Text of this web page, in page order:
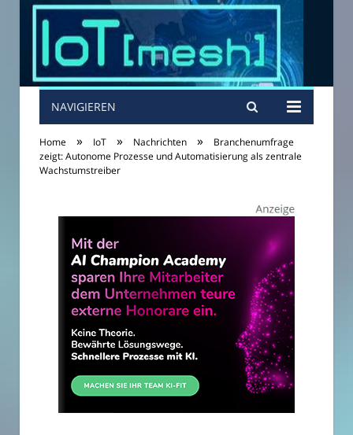
NAVIGIEREN
Home » IoT » Nachrichten »
Branchenumfrage
zeigt: Autonome Prozesse und Automatisierung als zentrale
Wachstumstreiber